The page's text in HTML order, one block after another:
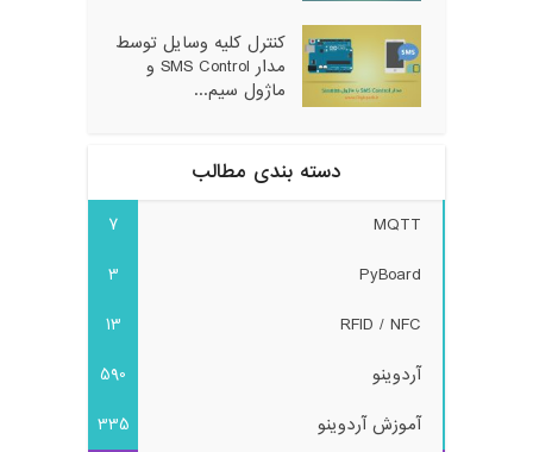
کنترل کلیه وسایل توسط
مدار SMS Control و
ماژول سیم...
دسته بندی مطالب
MQTT
7
PyBoard
3
RFID / NFC
13
آردوینو
590
آموزش آردوینو
335